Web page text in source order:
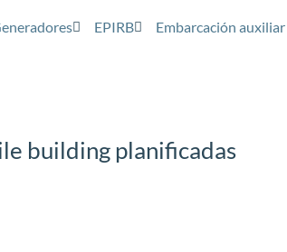
EPIRB
Embarcación auxiliar
building planificadas